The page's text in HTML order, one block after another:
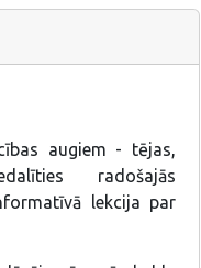
augiem - tējas,
radošajās
lekcija par